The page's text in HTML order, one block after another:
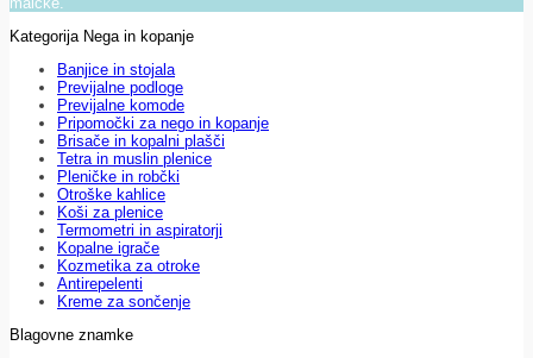
Kategorija Nega in kopanje
Banjice in stojala
Previjalne podloge
Previjalne komode
Pripomočki za nego in kopanje
Brisače in kopalni plašči
Tetra in muslin plenice
Pleničke in robčki
Otroške kahlice
Koši za plenice
Termometri in aspiratorji
Kopalne igrače
Kozmetika za otroke
Antirepelenti
Kreme za sončenje
Blagovne znamke